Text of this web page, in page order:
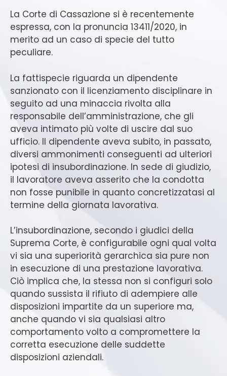
La Corte di Cassazione si è recentemente
espressa, con la pronuncia 13411/2020, in
merito ad un caso di specie del tutto
peculiare.
La fattispecie riguarda un dipendente
sanzionato con il licenziamento disciplinare in
seguito ad una minaccia rivolta alla
responsabile dell’amministrazione, che gli
aveva intimato più volte di uscire dal suo
ufficio. Il dipendente aveva subito, in passato,
diversi ammonimenti conseguenti ad ulteriori
ipotesi di insubordinazione. In sede di giudizio,
il lavoratore aveva asserito che la condotta
non fosse punibile in quanto concretizzatasi al
termine della giornata lavorativa.
L’insubordinazione, secondo i giudici della
Suprema Corte, è configurabile ogni qual volta
vi sia una superiorità gerarchica sia pure non
in esecuzione di una prestazione lavorativa.
Ciò implica che, la stessa non si configuri solo
quando sussista il rifiuto di adempiere alle
disposizioni impartite da un superiore ma,
anche quando vi sia qualsiasi altro
comportamento volto a compromettere la
corretta esecuzione delle suddette
disposizioni aziendali.